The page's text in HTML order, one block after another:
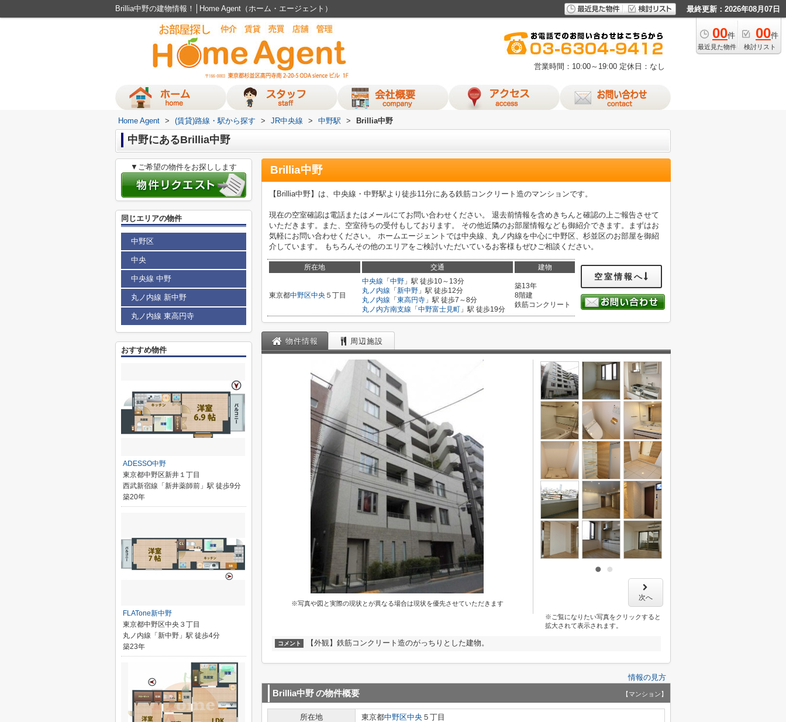
Brillia中野の建物情報！│Home Agent（ホーム・エージェント） 最終更新：2026年08月07日
00件
最近見た物件
00件
検討リスト
営業時間：10:00～19:00 定休日：なし
Home Agent > (賃貸)路線・駅から探す > JR中央線 > 中野駅 > Brillia中野
中野にあるBrillia中野
Brillia中野
【Brillia中野】は、中央線・中野駅より徒歩11分にある鉄筋コンクリート造のマンションです。
現在の空室確認は電話またはメールにてお問い合わせください。 退去前情報を含めきちんと確認の上ご報告させて
いただきます。また、空室待ちの受付もしております。 その他近隣のお部屋情報なども御紹介できます。まずはお
気軽にお問い合わせください。 ホームエージェントでは中央線、丸ノ内線を中心に中野区、杉並区のお部屋を御紹
介しています。 もちろんその他のエリアをご検討いただいているお客様もぜひご相談ください。
所在地 交通 建物
東京都中野区中央 ５丁目
中央線 「 中野 」駅 徒歩10～13分
丸ノ内線 「 新中野 」駅 徒歩12分
丸ノ内線 「 東高円寺 」駅 徒歩7～8分
丸ノ内方南支線 「 中野富士見町 」駅 徒歩19分
築13年
8階建
鉄筋コンクリート
空室情報へ
物件情報 周辺施設
※写真や図と実際の現状とが異なる場合は現状を優先させていただきます
次へ
※ご覧になりたい写真をクリックすると
拡大されて表示されます。
コメント 【外観】鉄筋コンクリート造のがっちりとした建物。
情報の見方
Brillia中野の物件概要 【マンション】
所在地 東京都中野区中央 ５丁目
▼ご希望の物件をお探しします
同じエリアの物件
中野区
中央
中央線 中野
丸ノ内線 新中野
丸ノ内線 東高円寺
おすすめ物件
ADESSO中野
東京都中野区新井１丁目
西武新宿線「新井薬師前」駅 徒歩9分
築20年
FLATone新中野
東京都中野区中央３丁目
丸ノ内線「新中野」駅 徒歩4分
築23年